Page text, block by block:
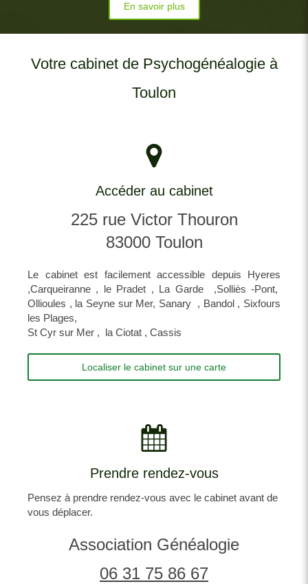
En savoir plus
Votre cabinet de Psychogénéalogie à
Toulon
Accéder au cabinet
225 rue Victor Thouron
83000 Toulon
Le cabinet est facilement accessible depuis Hyeres
,Carqueiranne , le Pradet , La Garde ,Solliès -Pont,
Ollioules , la Seyne sur Mer, Sanary , Bandol , Sixfours
les Plages,
St Cyr sur Mer , la Ciotat , Cassis
Localiser le cabinet sur une carte
Prendre rendez-vous
Pensez à prendre rendez-vous avec le cabinet avant de
vous déplacer.
Association Généalogie
06 31 75 86 67